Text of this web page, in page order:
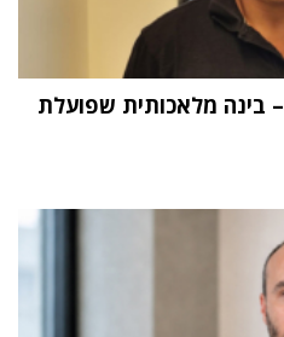
"העתיד הוא Physical AI – בינה מלאכותית שפועלת